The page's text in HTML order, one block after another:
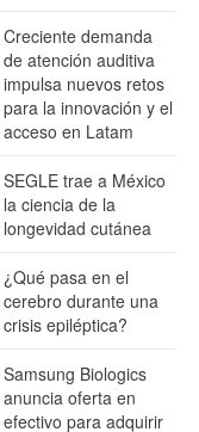
Creciente demanda
de atención auditiva
impulsa nuevos retos
para la innovación y el
acceso en Latam
SEGLE trae a México
la ciencia de la
longevidad cutánea
¿Qué pasa en el
cerebro durante una
crisis epiléptica?
Samsung Biologics
anuncia oferta en
efectivo para adquirir